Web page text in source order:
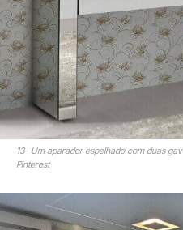
13- Um aparador espelhado com duas
Pinterest